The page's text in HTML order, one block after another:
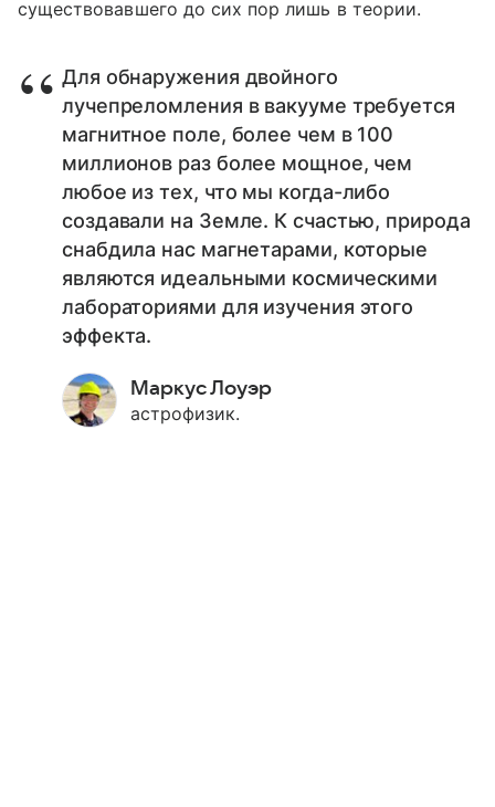
существовавшего до сих пор лишь в теории.
Для обнаружения двойного
лучепреломления в вакууме требуется
магнитное поле, более чем в 100
миллионов раз более мощное, чем
любое из тех, что мы когда-либо
создавали на Земле. К счастью, природа
снабдила нас магнетарами, которые
являются идеальными космическими
лабораториями для изучения этого
эффекта.
Маркус Лоуэр
астрофизик.